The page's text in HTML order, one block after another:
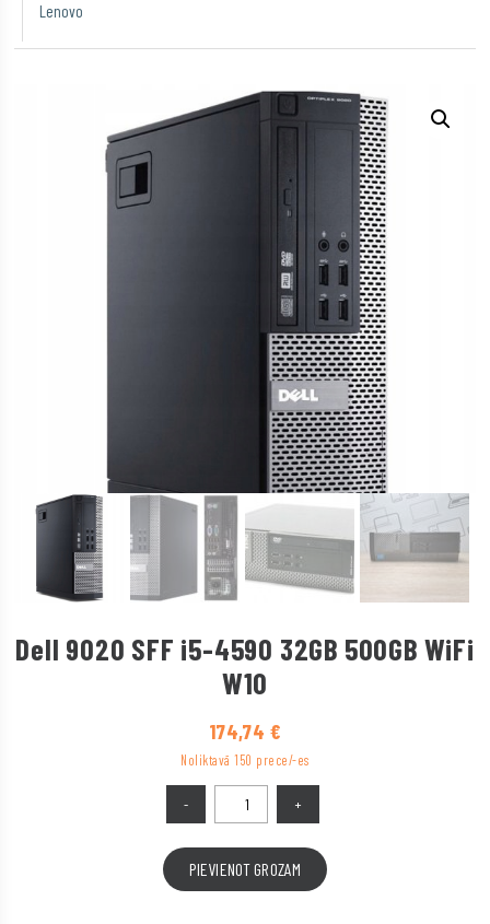
Lenovo
Dell 9020 SFF i5-4590 32GB 500GB WiFi
W10
174,74 €
Noliktavā 150 prece/-es
PIEVIENOT GROZAM